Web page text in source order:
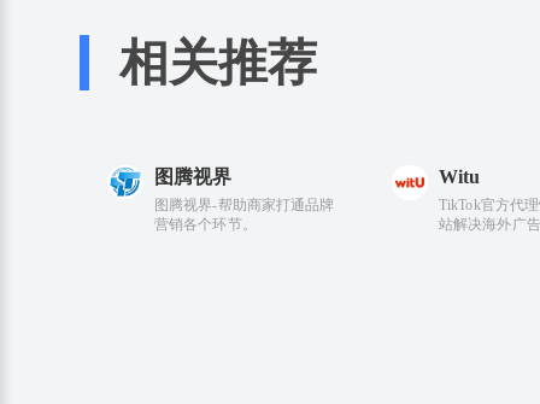
相关推荐
图腾视界
图腾视界-帮助商家打通品牌
营销各个环节。
Witu
TikTok官方代
站解决海外广